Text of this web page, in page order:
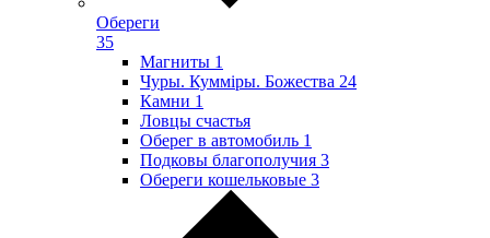
Обереги
35
Магниты 1
Чуры. Куммiры. Божества 24
Камни 1
Ловцы счастья
Оберег в автомобиль 1
Подковы благополучия 3
Обереги кошельковые 3